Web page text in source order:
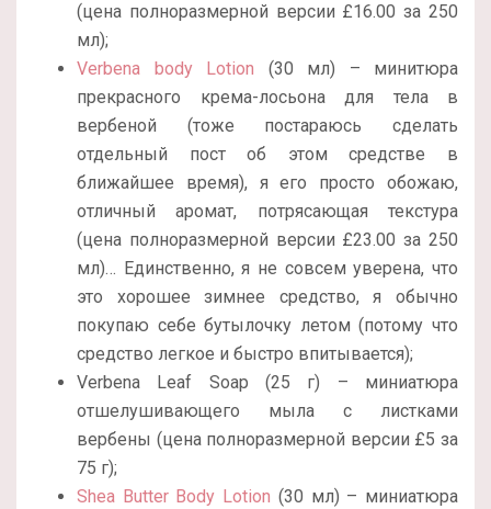
(цена полноразмерной версии £16.00 за 250
мл);
Verbena body Lotion (30 мл) – минитюра
прекрасного крема-лосьона для тела в
вербеной (тоже постараюсь сделать
отдельный пост об этом средстве в
ближайшее время), я его просто обожаю,
отличный аромат, потрясающая текстура
(цена полноразмерной версии £23.00 за 250
мл)… Единственно, я не совсем уверена, что
это хорошее зимнее средство, я обычно
покупаю себе бутылочку летом (потому что
средство легкое и быстро впитывается);
Verbena Leaf Soap (25 г) – миниатюра
отшелушивающего мыла с листками
вербены (цена полноразмерной версии £5 за
75 г);
Shea Butter Body Lotion (30 мл) – миниатюра